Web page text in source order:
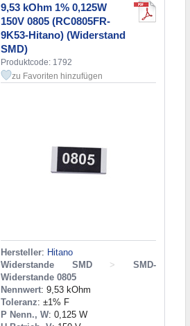
9,53 kOhm 1% 0,125W
150V 0805 (RC0805FR-
9K53-Hitano) (Widerstand
SMD)
Produktcode: 1792
zu Favoriten hinzufügen
Hersteller: Hitano
Widerstande SMD
>
SMD-
Widerstande 0805
Nennwert: 9,53 kOhm
Toleranz: ±1% F
P Nenn., W: 0,125 W